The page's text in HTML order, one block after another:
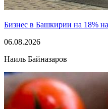
Бизнес в Башкирии на 18%
06.08.2026
Наиль Байназаров